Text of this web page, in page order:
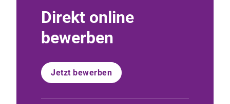
Direkt online
bewerben
Jetzt bewerben